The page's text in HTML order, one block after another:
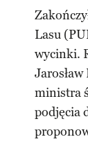
Lasu
wycinki.
ministra
podjęcia